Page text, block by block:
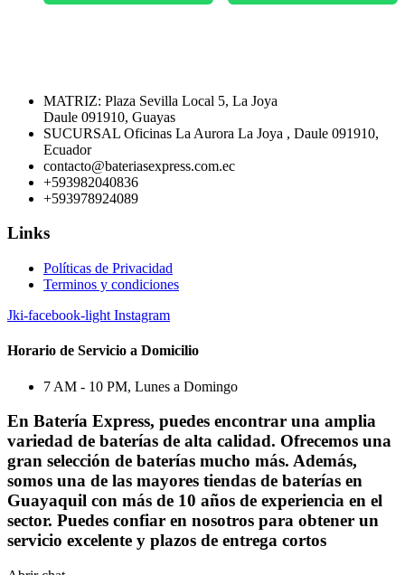
MATRIZ: Plaza Sevilla Local 5, La Joya
Daule 091910, Guayas
SUCURSAL Oficinas La Aurora La Joya , Daule 091910,
Ecuador
contacto@bateriasexpress.com.ec
+593982040836
+593978924089
Links
Políticas de Privacidad
Terminos y condiciones
Jki-facebook-light Instagram
Horario de Servicio a Domicilio
7 AM - 10 PM, Lunes a Domingo
En Batería Express, puedes encontrar una amplia
variedad de baterías de alta calidad. Ofrecemos una
gran selección de baterías mucho más. Además,
somos una de las mayores tiendas de baterías en
Guayaquil con más de 10 años de experiencia en el
sector. Puedes confiar en nosotros para obtener un
servicio excelente y plazos de entrega cortos